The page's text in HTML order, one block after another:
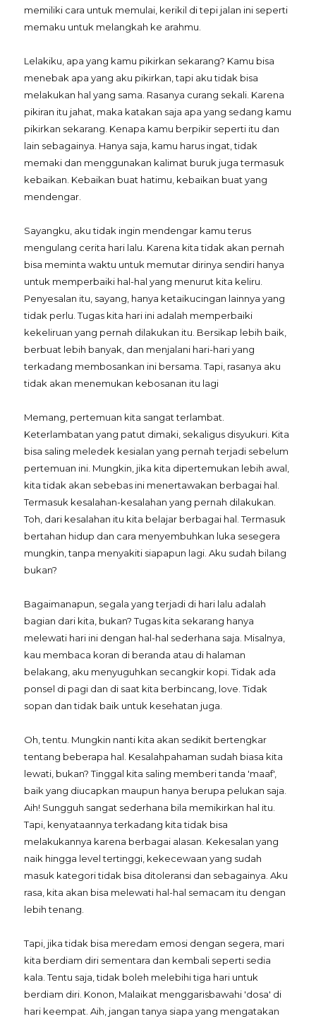
memiliki cara untuk memulai, kerikil di tepi jalan ini seperti
memaku untuk melangkah ke arahmu.
Lelakiku, apa yang kamu pikirkan sekarang? Kamu bisa
menebak apa yang aku pikirkan, tapi aku tidak bisa
melakukan hal yang sama. Rasanya curang sekali. Karena
pikiran itu jahat, maka katakan saja apa yang sedang kamu
pikirkan sekarang. Kenapa kamu berpikir seperti itu dan
lain sebagainya. Hanya saja, kamu harus ingat, tidak
memaki dan menggunakan kalimat buruk juga termasuk
kebaikan. Kebaikan buat hatimu, kebaikan buat yang
mendengar.
Sayangku, aku tidak ingin mendengar kamu terus
mengulang cerita hari lalu. Karena kita tidak akan pernah
bisa meminta waktu untuk memutar dirinya sendiri hanya
untuk memperbaiki hal-hal yang menurut kita keliru.
Penyesalan itu, sayang, hanya ketaikucingan lainnya yang
tidak perlu. Tugas kita hari ini adalah memperbaiki
kekeliruan yang pernah dilakukan itu. Bersikap lebih baik,
berbuat lebih banyak, dan menjalani hari-hari yang
terkadang membosankan ini bersama. Tapi, rasanya aku
tidak akan menemukan kebosanan itu lagi
Memang, pertemuan kita sangat terlambat.
Keterlambatan yang patut dimaki, sekaligus disyukuri. Kita
bisa saling meledek kesialan yang pernah terjadi sebelum
pertemuan ini. Mungkin, jika kita dipertemukan lebih awal,
kita tidak akan sebebas ini menertawakan berbagai hal.
Termasuk kesalahan-kesalahan yang pernah dilakukan.
Toh, dari kesalahan itu kita belajar berbagai hal. Termasuk
bertahan hidup dan cara menyembuhkan luka sesegera
mungkin, tanpa menyakiti siapapun lagi. Aku sudah bilang
bukan?
Bagaimanapun, segala yang terjadi di hari lalu adalah
bagian dari kita, bukan? Tugas kita sekarang hanya
melewati hari ini dengan hal-hal sederhana saja. Misalnya,
kau membaca koran di beranda atau di halaman
belakang, aku menyuguhkan secangkir kopi. Tidak ada
ponsel di pagi dan di saat kita berbincang, love. Tidak
sopan dan tidak baik untuk kesehatan juga.
Oh, tentu. Mungkin nanti kita akan sedikit bertengkar
tentang beberapa hal. Kesalahpahaman sudah biasa kita
lewati, bukan? Tinggal kita saling memberi tanda 'maaf',
baik yang diucapkan maupun hanya berupa pelukan saja.
Aih! Sungguh sangat sederhana bila memikirkan hal itu.
Tapi, kenyataannya terkadang kita tidak bisa
melakukannya karena berbagai alasan. Kekesalan yang
naik hingga level tertinggi, kekecewaan yang sudah
masuk kategori tidak bisa ditoleransi dan sebagainya. Aku
rasa, kita akan bisa melewati hal-hal semacam itu dengan
lebih tenang.
Tapi, jika tidak bisa meredam emosi dengan segera, mari
kita berdiam diri sementara dan kembali seperti sedia
kala. Tentu saja, tidak boleh melebihi tiga hari untuk
berdiam diri. Konon, Malaikat menggarisbawahi 'dosa' di
hari keempat. Aih, jangan tanya siapa yang mengatakan